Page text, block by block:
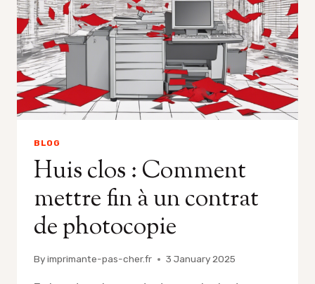
BLOG
Huis clos : Comment
mettre fin à un contrat
de photocopie
Byimprimante-pas-cher.fr 3 January 2025